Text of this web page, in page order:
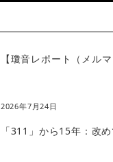
【瓊音レポート（メル
2026年7月24日
「311」から15年：改